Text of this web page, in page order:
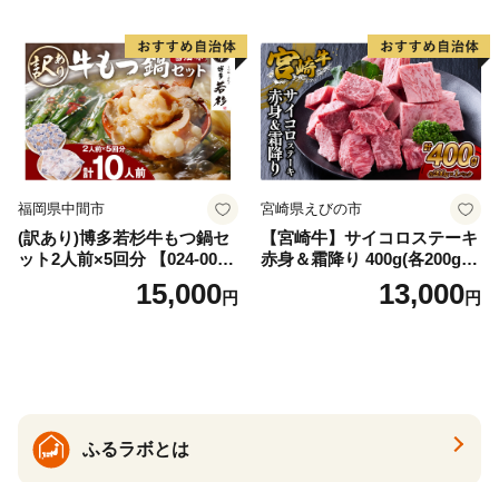
福岡県中間市
(訳あり)博多若杉牛もつ鍋セ
ット2人前×5回分 【024-002
15,000円
宮崎県えびの市
【宮崎牛】サイコロステーキ
赤身＆霜降り 400g(各200g×
１P 計2P) 真空パック 冷凍
13,000円
ふるラボとは